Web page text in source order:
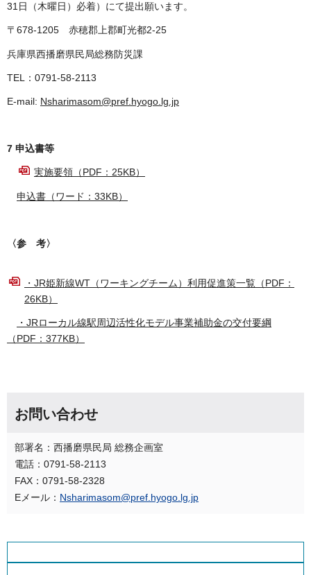
31日（木曜日）必着）にて提出願います。
〒678-1205 赤穂郡上郡町光都2-25
兵庫県西播磨県民局総務防災課
TEL：0791-58-2113
E-mail: Nsharimasom@pref.hyogo.lg.jp
7 申込書等
実施要領（PDF：25KB）
申込書（ワード：33KB）
〈参 考〉
・JR姫新線WT（ワーキングチーム）利用促進策一覧（PDF：
26KB）
・JRローカル線駅周辺活性化モデル事業補助金の交付要綱
（PDF：377KB）
お問い合わせ
部署名：西播磨県民局 総務企画室
電話：0791-58-2113
FAX：0791-58-2328
Eメール： Nsharimasom@pref.hyogo.lg.jp